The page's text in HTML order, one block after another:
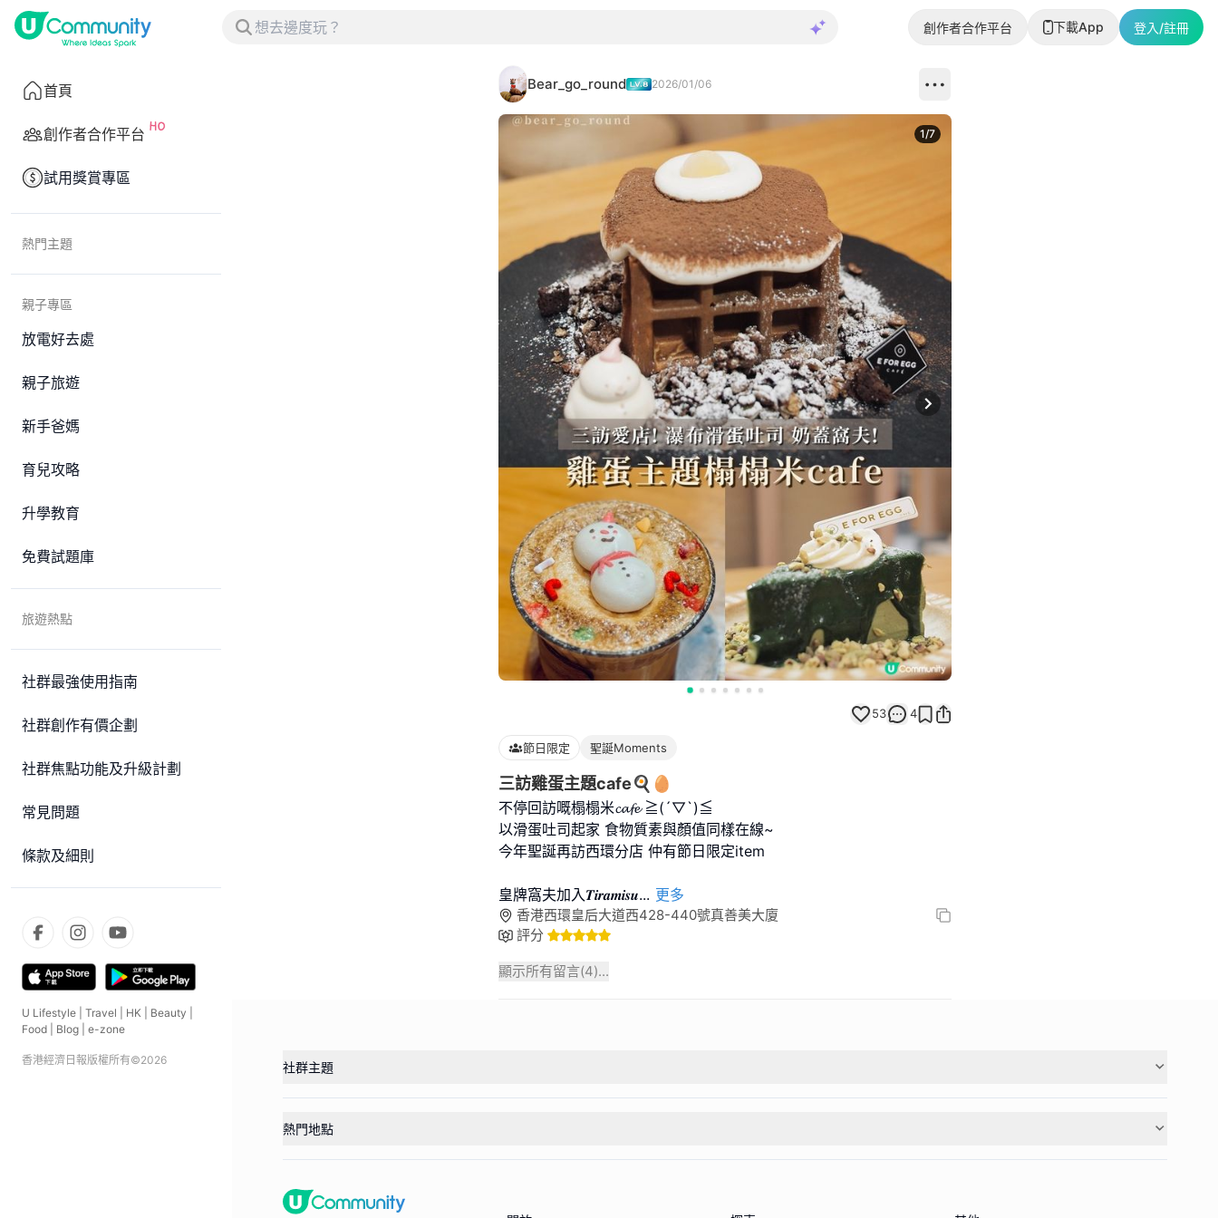
創作者合作平台 下載App 登入/註冊
首頁
創作者合作平台
試用獎賞專區
熱門主題
親子專區
放電好去處
親子旅遊
新手爸媽
育兒攻略
升學教育
免費試題庫
旅遊熱點
社群最強使用指南
社群創作有價企劃
社群焦點功能及升級計劃
常見問題
條款及細則
U Lifestyle Travel HK Beauty
Food
Blog e-zone
香港經濟日報版權所有©2026
Bear_go_round 2026/01/06
Next slide
1/7
53 4
節日限定 聖誕Moments
三訪雞蛋主題cafe🍳🥚
不停回訪嘅榻榻米𝓬𝓪𝓯𝓮 ≧(´▽`)≦
以滑蛋吐司起家 食物質素與顏值同樣在線~
今年聖誕再訪西環分店 仲有節日限定item
皇牌窩夫加入𝑻𝒊𝒓𝒂𝒎𝒊𝒔𝒖... 更多
香港西環皇后大道西428-440號真善美大廈
評分
顯示所有留言(4)...
社群主題
熱門地點